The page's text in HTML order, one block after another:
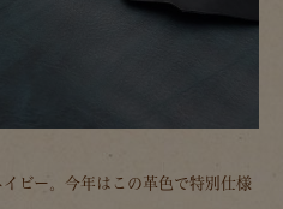
ビー。今年はこの革色で特別仕様